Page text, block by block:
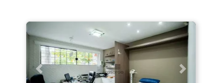
Anterior Próximo